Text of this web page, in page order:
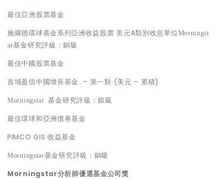
最佳亞洲股票基金
施羅德環球基金系列亞洲收益股票 美元A類別收息單位Morningst
ar基金研究評級：銅級
最佳中國股票基金
首域盈信中國增長基金 – 第一類 (美元 – 累積)
Morningstar基金研究評級 ：銀級
最佳環球和亞洲債券基金
PIMCO GIS 收益基金
Morningstar基金研究評級：銅級
Morningstar分析師優選基金公司獎